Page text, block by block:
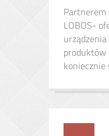
LOBOS-
urządzenia
produktów
koniecznie